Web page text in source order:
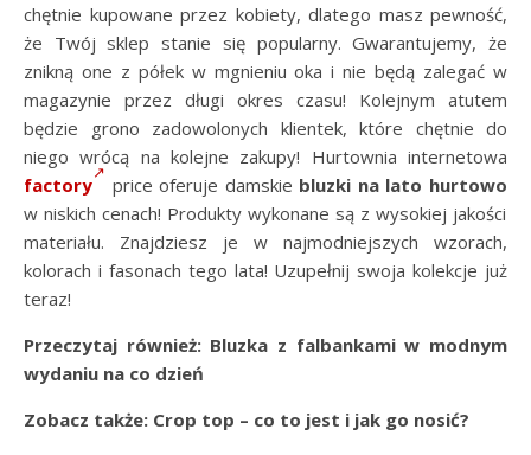
chętnie kupowane przez kobiety, dlatego masz pewność,
że Twój sklep stanie się popularny. Gwarantujemy, że
znikną one z półek w mgnieniu oka i nie będą zalegać w
magazynie przez długi okres czasu! Kolejnym atutem
będzie grono zadowolonych klientek, które chętnie do
niego wrócą na kolejne zakupy! Hurtownia internetowa
factory
price oferuje damskie bluzki na lato hurtowo
w niskich cenach! Produkty wykonane są z wysokiej jakości
materiału. Znajdziesz je w najmodniejszych wzorach,
kolorach i fasonach tego lata! Uzupełnij swoja kolekcje już
teraz!
Przeczytaj również: Bluzka z falbankami w modnym
wydaniu na co dzień
Zobacz także: Crop top – co to jest i jak go nosić?